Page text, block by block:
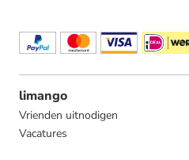
limango
Vrienden uitnodigen
Vacatures